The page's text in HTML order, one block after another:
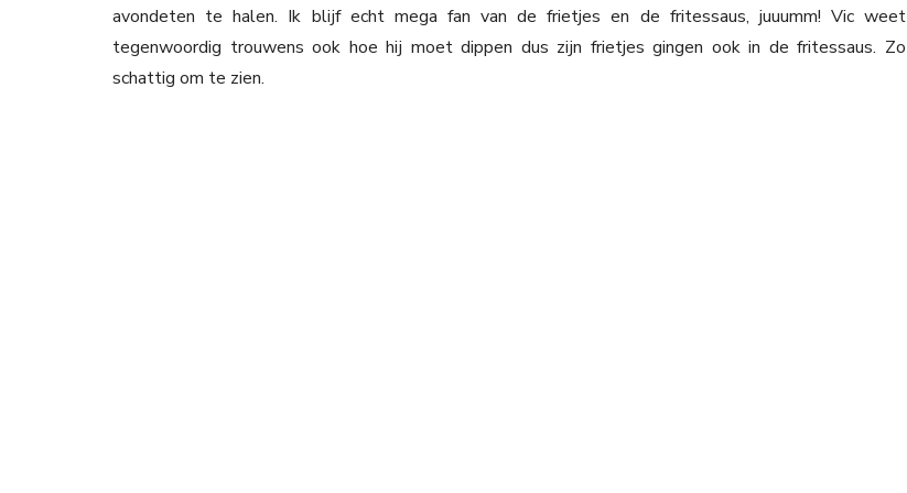
avondeten te halen. Ik blijf echt mega fan van de frietjes en de fritessaus, juuumm! Vic weet
tegenwoordig trouwens ook hoe hij moet dippen dus zijn frietjes gingen ook in de fritessaus. Zo
schattig om te zien.